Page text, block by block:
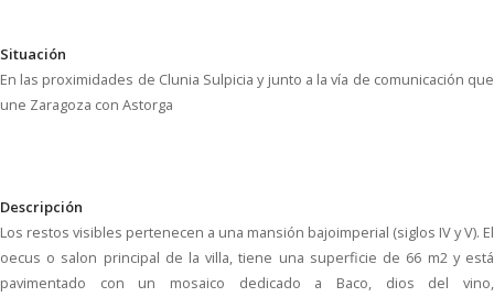
Situación
En las proximidades de Clunia Sulpicia y junto a la vía de comunicación que
une Zaragoza con Astorga
Descripción
Los restos visibles pertenecen a una mansión bajoimperial (siglos IV y V). El
oecus o salon principal de la villa, tiene una superficie de 66 m2 y está
pavimentado con un mosaico dedicado a Baco, dios del vino,